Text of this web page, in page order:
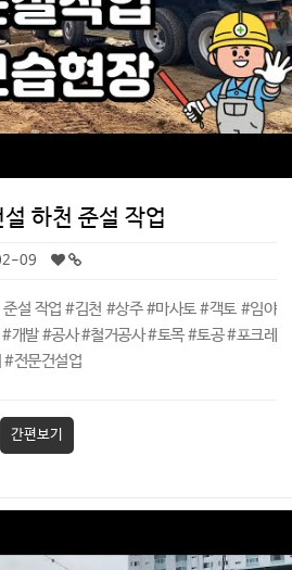
하천 준설 작업
09
설 작업 #김천 #상주 #마사토 #객토 #임야
개발 #공사 #철거공사 #토목 #토공 #포크레
#전문건설업
간편보기